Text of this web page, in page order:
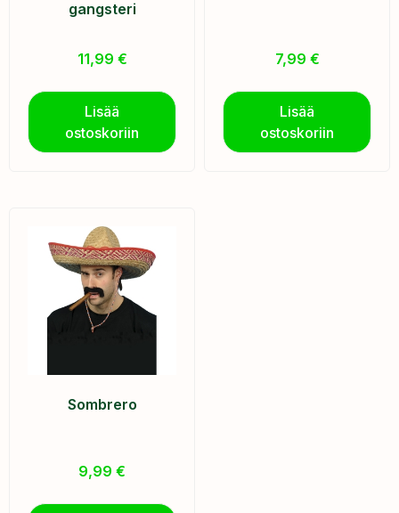
gangsteri
11,99 €
Lisää
ostoskoriin
7,99 €
Lisää
ostoskoriin
Sombrero
9,99 €